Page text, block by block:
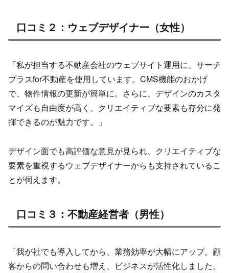
口コミ２：ウェブデザイナー（女性）
「私が担当する不動産会社のウェブサイト運用に、サーチ
プラスfor不動産を使用しています。CMS機能のおかげ
で、物件情報の更新が簡単に。さらに、デザインのカスタ
マイズも自由度が高く、クリエイティブな要素も存分に発
揮できるのが魅力です。」
デザイン面でも高評価な意見が見られ、クリエイティブな
要素を重視するウェブデザイナーからも支持されているこ
とが伺えます。
口コミ３：不動産経営者（男性）
「我が社でも導入してから、業務効率が大幅にアップ。顧
客からの問い合わせも増え、ビジネスが活性化しました。